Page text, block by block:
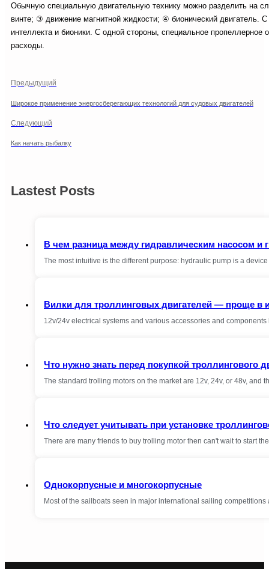
Обычную специальную двигательную технику можно разделить на
винте; ③ движение магнитной жидкости; ④ бионический двигатель. С
интеллекта и бионики. С одной стороны, специальное
расходы.
Предыдущий
Широкое применение энергосберегающих технологий для судовых двигателей
Следующий
Как начать рыбалку
Lastest Posts
В чем разница между гидравлическим насосом и
The most intuitive is the different purpose: hydraulic pump is a
Вилки для троллинговых двигателей — проще в
12v/24v electrical systems and various accessories and
Что нужно знать перед покупкой троллингового
The standard trolling motors on the market are 12v, 24v, or 48v, and
Что следует учитывать при установке
There are many friends to buy trolling motor then can't wait to start
Однокорпусные и многокорпусные
Most of the sailboats seen in major international sailing